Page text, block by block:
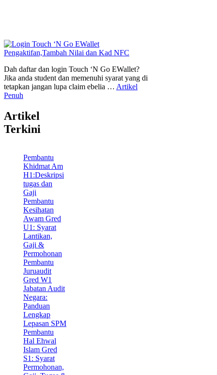
Dah daftar dan login Touch ‘N Go EWallet?
Jika anda student dan memenuhi syarat yang di
tetapkan jangan lupa claim ebelia … Artikel
Penuh
Artikel
Terkini
Pembantu
Khidmat Am
H1:Deskripsi
tugas dan
Gaji
Pembantu
Kesihatan
Awam Gred
U1: Syarat
Lantikan,
Gaji &
Permohonan
Pembantu
Juruaudit
Gred W1
Jabatan Audit
Negara:
Panduan
Lengkap
Lepasan SPM
Pembantu
Hal Ehwal
Islam Gred
S1: Syarat
Permohonan,